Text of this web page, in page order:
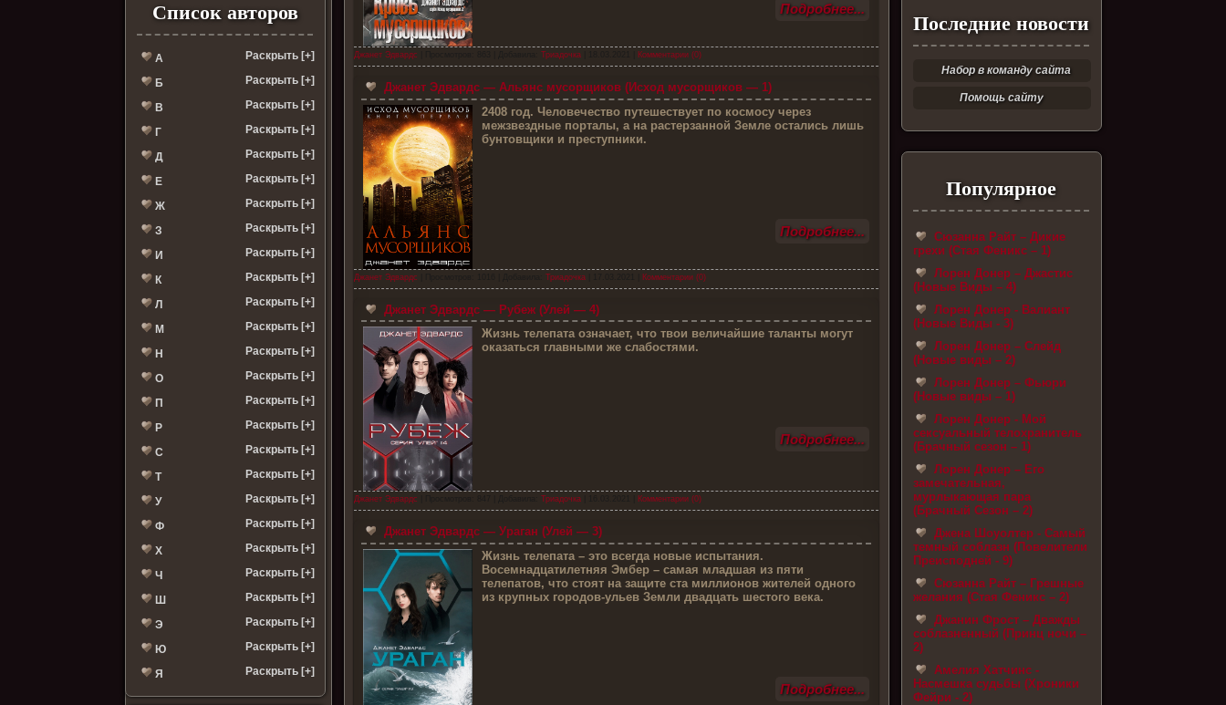
Список авторов
А Раскрыть [+]
Б Раскрыть [+]
В Раскрыть [+]
Г Раскрыть [+]
Д Раскрыть [+]
Е Раскрыть [+]
Ж Раскрыть [+]
З Раскрыть [+]
И Раскрыть [+]
К Раскрыть [+]
Л Раскрыть [+]
М Раскрыть [+]
Н Раскрыть [+]
О Раскрыть [+]
П Раскрыть [+]
Р Раскрыть [+]
С Раскрыть [+]
Т Раскрыть [+]
У Раскрыть [+]
Ф Раскрыть [+]
Х Раскрыть [+]
Ч Раскрыть [+]
Ш Раскрыть [+]
Э Раскрыть [+]
Ю Раскрыть [+]
Я Раскрыть [+]
Подробнее...
Джанет Эдвардс Триадочка| Комментарии (0)
Джанет Эдвардс — Альянс мусорщиков (Исход мусорщиков — 1)
2408 год. Человечество путешествует по космосу через
межзвездные порталы, а на растерзанной Земле остались лишь
бунтовщики и преступники.
Подробнее...
Джанет Эдвардс Триадочка| Комментарии (0)
Джанет Эдвардс — Рубеж (Улей — 4)
Жизнь телепата означает, что твои величайшие таланты могут
оказаться главными же слабостями.
Подробнее...
Джанет Эдвардс Триадочка| Комментарии (0)
Джанет Эдвардс — Ураган (Улей — 3)
Жизнь телепата – это всегда новые испытания.
Восемнадцатилетняя Эмбер – самая младшая из пяти
телепатов, что стоят на защите ста миллионов жителей одного
из крупных городов-ульев Земли двадцать шестого века.
Подробнее...
Последние новости
Набор в команду сайта
Помощь сайту
Популярное
Сюзанна Райт – Дикие
грехи (Стая Феникс – 1)
Лорен Донер – Джастис
(Новые Виды – 4)
Лорен Донер - Валиант
(Новые Виды - 3)
Лорен Донер – Слейд
(Новые виды – 2)
Лорен Донер – Фьюри
(Новые виды – 1)
Лорен Донер - Мой
сексуальный телохранитель
(Брачный сезон – 1)
Лорен Донер – Его
замечательная,
мурлыкающая пара
(Брачный Сезон – 2)
Джена Шоуолтер - Самый
темный соблазн (Повелители
Преисподней - 9)
Сюзанна Райт – Грешные
желания (Стая Феникс – 2)
Джанин Фрост – Дважды
соблазненный (Принц ночи –
2)
Амелия Хатчинс -
Насмешка судьбы (Хроники
Фейри - 2)